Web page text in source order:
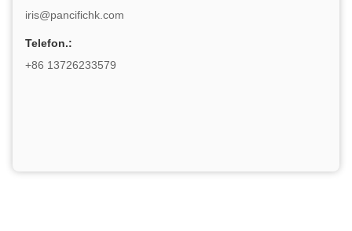
iris@pancifichk.com
Telefon.:
+86 13726233579